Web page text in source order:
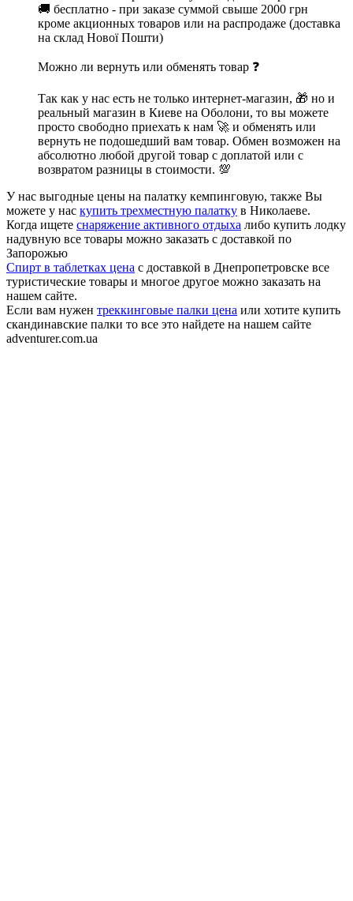
🚚 бесплатно - при заказе суммой свыше 2000 грн
кроме акционных товаров или на распродаже (доставка
на склад Нової Пошти)
Можно ли вернуть или обменять товар ❓
Так как у нас есть не только интернет-магазин, 🎁 но и
реальный магазин в Киеве на Оболони, то вы можете
просто свободно приехать к нам 🚀 и обменять или
вернуть не подошедший вам товар. Обмен возможен на
абсолютно любой другой товар с доплатой или с
возвратом разницы в стоимости. 💯
У нас выгодные цены на палатку кемпинговую, также Вы
можете у нас купить трехместную палатку в Николаеве.
Когда ищете снаряжение активного отдыха либо купить лодку
надувную все товары можно заказать с доставкой по
Запорожью
Спирт в таблетках цена с доставкой в Днепропетровске все
туристические товары и многое другое можно заказать на
нашем сайте.
Если вам нужен треккинговые палки цена или хотите купить
скандинавские палки то все это найдете на нашем сайте
adventurer.com.ua